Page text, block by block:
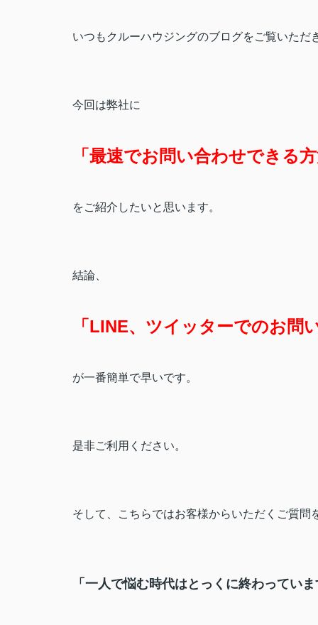
いつもクルーハウジングのブログをご覧いただ
今回は弊社に
「最速でお問い合わせできる
をご紹介したいと思います。
結論、
「LINE、ツイッターでのお問
が一番簡単で早いです。
是非ご利用ください。
そして、こちらではお客様からいただくご質問
「一人で悩む時代はとっくに終わってい